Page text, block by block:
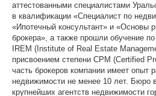
аттестованными специалистами
в квалификации «Специалист по
«Ипотечный консультант» и «Основы
брокера», а также прошли обучение
IREM (Institute of Real Estate
присвоением степени CPM (Certified
часть брокеров компании имеет опыт
недвижимости не менее 10 лет. Бюро
крупнейших агентств недвижимости